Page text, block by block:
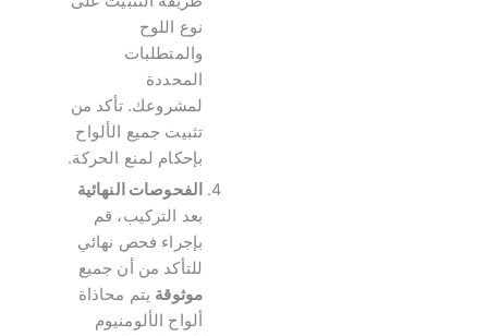
نوع اللوح
والمتطلبات
المحددة
لمشروعك. تأكد من
تثبيت جميع الألواح
بإحكام لمنع الحركة.
الفحوصات النهائية
بعد التركيب، قم
بإجراء فحص نهائي
للتأكد من أن جميع
موثوقة يتم محاذاة
ألواح الألومنيوم